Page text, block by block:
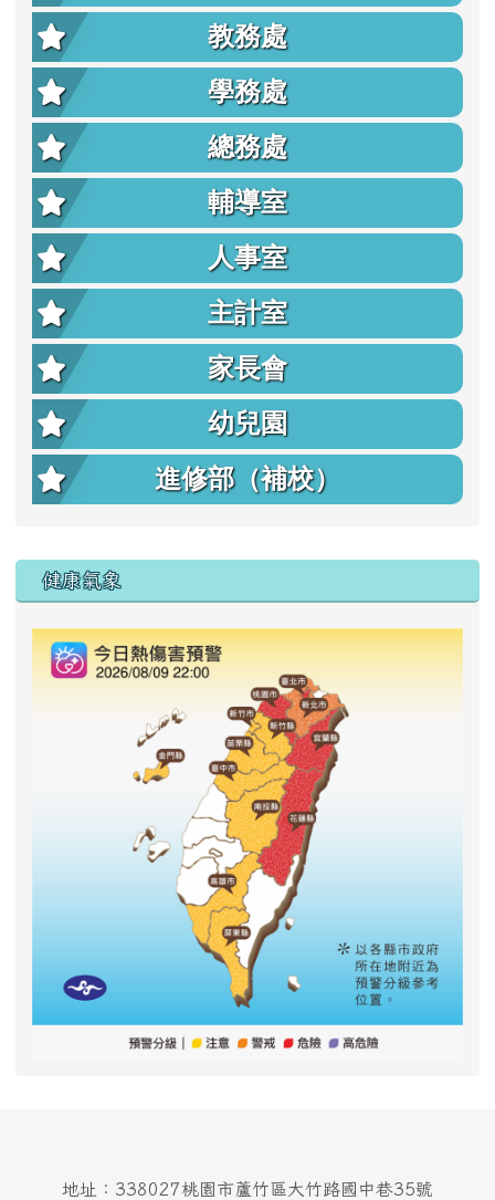
教務處
學務處
總務處
輔導室
人事室
主計室
家長會
幼兒園
進修部（補校）
右邊區域內容
健康氣象
地址：338027桃園市蘆竹區大竹路國中巷35號